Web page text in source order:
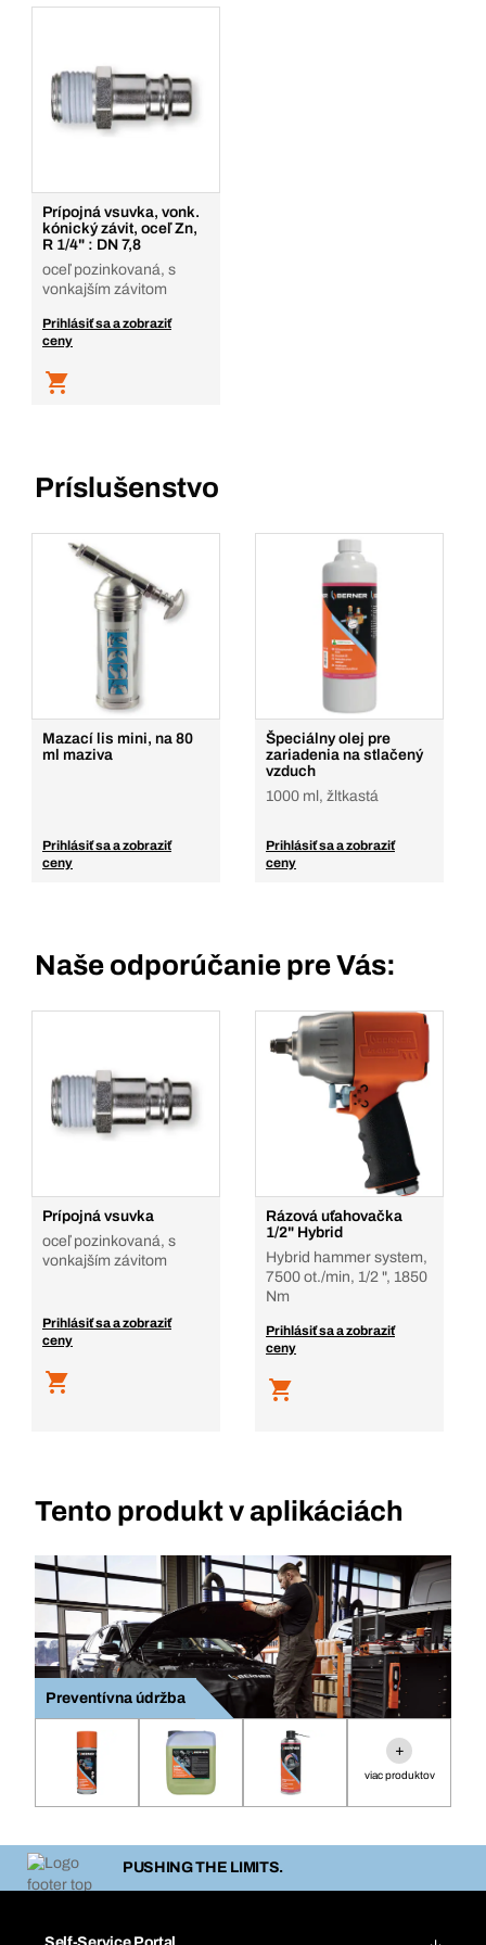
Pridať do košíka
Prípojná vsuvka, vonk.
kónický závit, oceľ Zn,
R 1/4" : DN 7,8
oceľ pozinkovaná, s
vonkajším závitom
Prihlásiť sa a zobraziť
ceny
Príslušenstvo
Mazací lis mini, na 80
ml maziva
Prihlásiť sa a zobraziť
ceny
Špeciálny olej pre
zariadenia na stlačený
vzduch
1000 ml, žltkastá
Prihlásiť sa a zobraziť
ceny
Naše odporúčanie pre Vás:
Prípojná vsuvka
oceľ pozinkovaná, s
vonkajším závitom
Prihlásiť sa a zobraziť
ceny
Rázová uťahovačka
1/2" Hybrid
Hybrid hammer system,
7500 ot./min, 1/2 ", 1850
Nm
Prihlásiť sa a zobraziť
ceny
Tento produkt v aplikáciách
Preventívna údržba
+
viac produktov
PUSHING THE LIMITS.